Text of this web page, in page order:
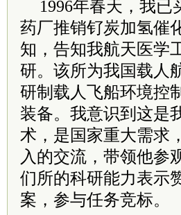
1996年春天，我
药厂推销钌炭加氢催
知，告知我航天医学
研。该所为我国载人
研制载人飞船环境控
装备。我意识到这是
术，是国家重大需求
入的交流，带领他参
们所的科研能力表示
案，参与任务竞标。